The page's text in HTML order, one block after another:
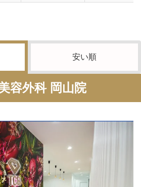
安い順
容外科 岡山院